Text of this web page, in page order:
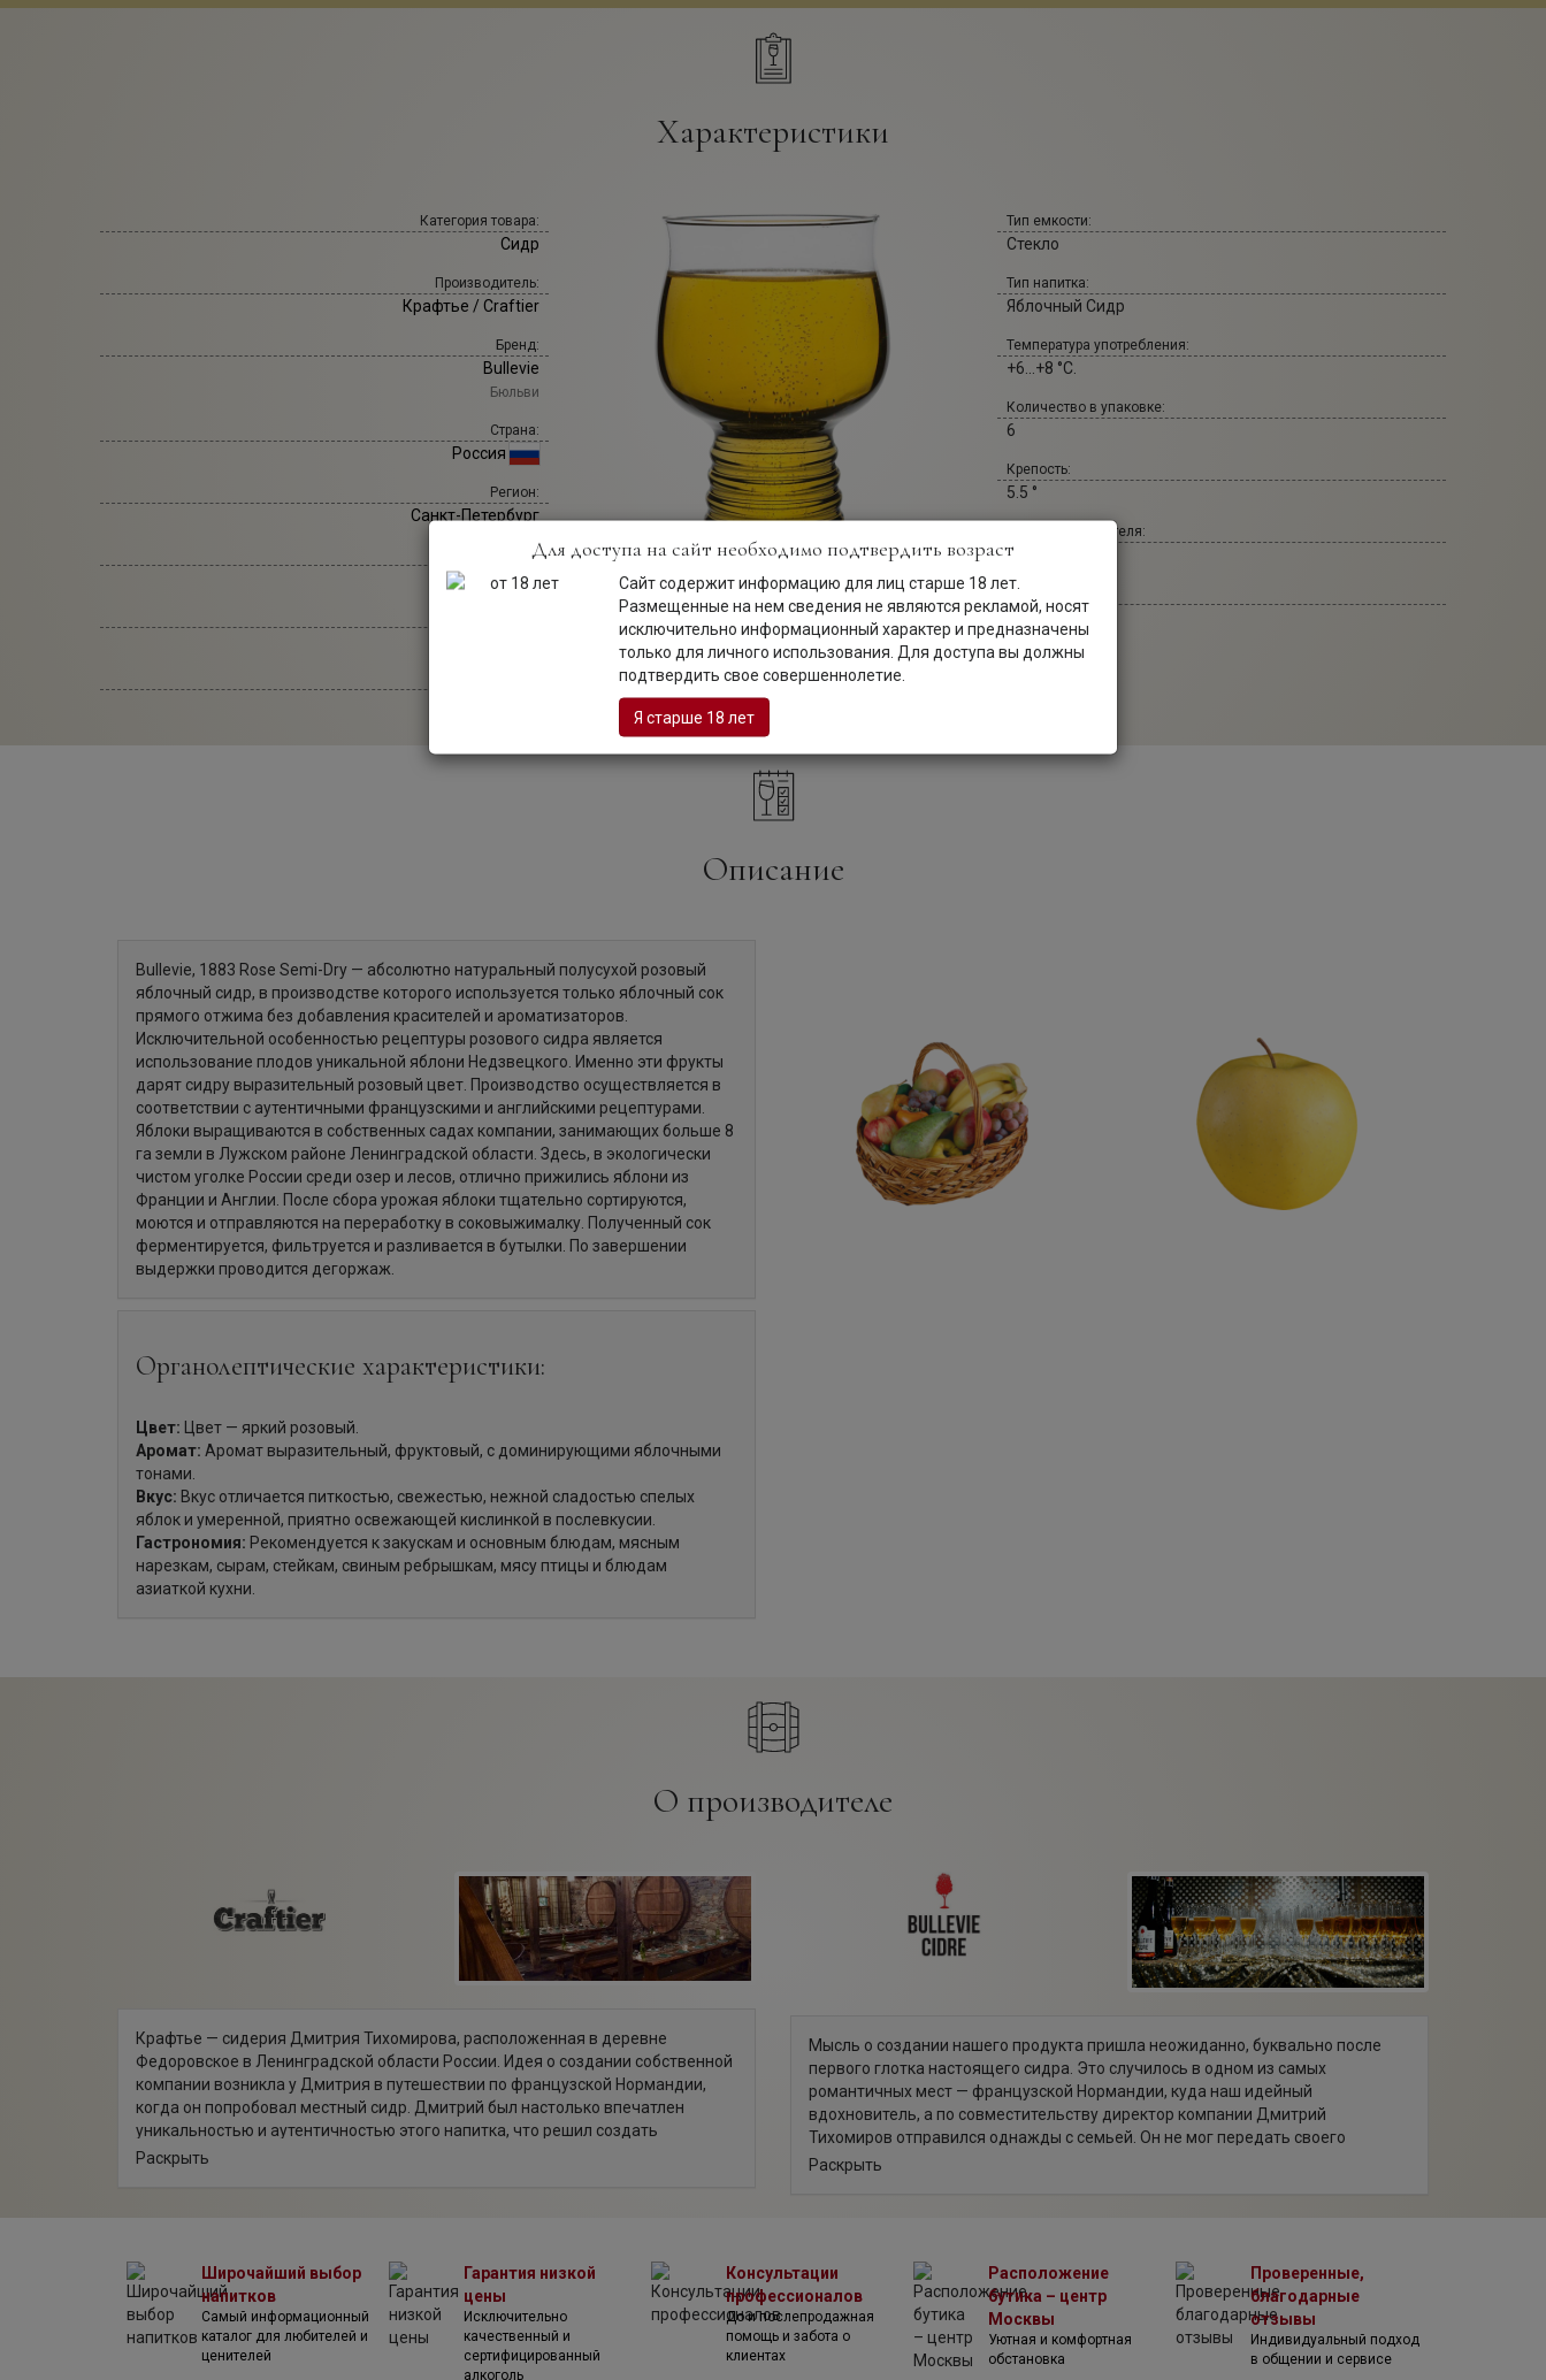
Характеристики
Категория товара:
Сидр
Производитель:
Крафтье / Craftier
Бренд:
Bullevie
Бюльви
Страна:
Россия
Регион:
Санкт-Петербург
Сахар:
Полусухой
Тип емкости:
Стекло
Тип напитка:
Яблочный Сидр
Температура употребления:
+6...+8 °С.
Количество в упаковке:
6
Крепость:
5.5 °
Сайт производителя:
craftier.ru
Сайт бренда:
bullevie.shop
Описание
Bullevie, 1883 Rose Semi-Dry — абсолютно натуральный полусухой розовый
яблочный сидр, в производстве которого используется только яблочный сок
прямого отжима без добавления красителей и ароматизаторов.
Исключительной особенностью рецептуры розового сидра является
использование плодов уникальной яблони Недзвецкого. Именно эти фрукты
дарят сидру выразительный розовый цвет. Производство осуществляется в
соответствии с аутентичными французскими и английскими рецептурами.
Яблоки выращиваются в собственных садах компании, занимающих больше 8
га земли в Лужском районе Ленинградской области. Здесь, в экологически
чистом уголке России среди озер и лесов, отлично прижились яблони из
Франции и Англии. После сбора урожая яблоки тщательно сортируются,
моются и отправляются на переработку в соковыжималку. Полученный сок
ферментируется, фильтруется и разливается в бутылки. По завершении
выдержки проводится дегоржаж.
Органолептические характеристики:
Цвет: Цвет — яркий розовый.
Аромат: Аромат выразительный, фруктовый, с доминирующими яблочными
тонами.
Вкус: Вкус отличается питкостью, свежестью, нежной сладостью спелых
яблок и умеренной, приятно освежающей кислинкой в послевкусии.
Гастрономия: Рекомендуется к закускам и основным блюдам, мясным
нарезкам, сырам, стейкам, свиным ребрышкам, мясу птицы и блюдам
азиаткой кухни.
О производителе
Крафтье — сидерия Дмитрия Тихомирова, расположенная в деревне
Федоровское в Ленинградской области России. Идея о создании собственной
компании возникла у Дмитрия в путешествии по французской Нормандии,
когда он попробовал местный сидр. Дмитрий был настолько впечатлен
уникальностью и аутентичностью этого напитка, что решил создать
собственный бренд "Bullevie" и не расставаться с любимым напитком даже на
сидроделом. Разработкой рецептур для собственного бренда Дмитрий
занимался совместно с Этьеном Дюпонтом, всемирно известным
французским виртуозом в производстве алкогольных напитков. На
протяжении нескольких лет Дмитрий экспериментировал, производя
тестовые партии сидра, пока не решил, что готовый продукт достоин
Раскрыть
Мысль о создании нашего продукта пришла неожиданно, буквально после
первого глотка настоящего сидра. Это случилось в одном из самых
романтичных мест — французской Нормандии, куда наш идейный
вдохновитель, а по совместительству директор компании Дмитрий
Тихомиров отправился однажды с семьей. Он не мог передать своего
восторга от невероятного многообразия вкусовых ощущений… Естественная
родном городе Санкт-Петербург.
Обстоятельно изучив российский рынок, Дмитрий понял, что в России нет
выбора натурального и качественно произведенного сидра. При этом для
него было очевидным: этот напиток в своём лучшем исполнении потребителю
просто необходим! Без раздумий он реализовал свою главную мечту и стал
Раскрыть
Широчайший выбор
напитков
Самый информационный
каталог для любителей и
ценителей
Гарантия низкой
цены
Исключительно
качественный и
сертифицированный
алкоголь
Консультации
профессионалов
До и послепродажная
помощь и забота о
клиентах
Расположение
бутика – центр
Москвы
Уютная и комфортная
обстановка
Проверенные,
благодарные
отзывы
Индивидуальный подход
в общении и сервисе
Для доступа на сайт необходимо подтвердить возраст
Сайт содержит информацию для лиц старше 18 лет.
Размещенные на нем сведения не являются рекламой, носят
исключительно информационный характер и предназначены
только для личного использования. Для доступа вы должны
подтвердить свое совершеннолетие.
Я старше 18 лет